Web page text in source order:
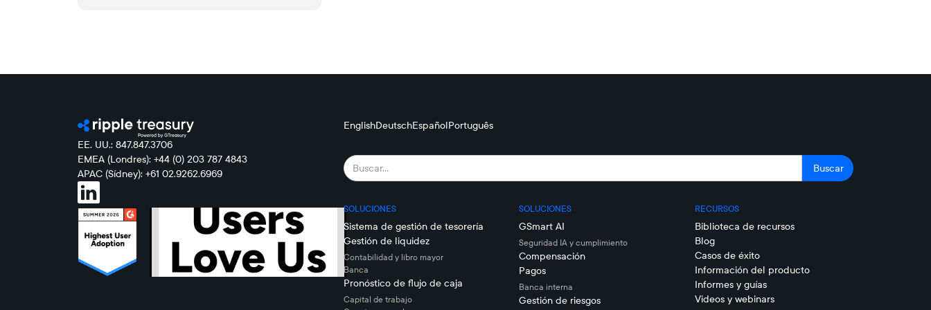
EE. UU.: 847.847.3706
EMEA (Londres): +44 (0) 203 787 4843
APAC (Sídney): +61 02.9262.6969
EnglishDeutschEspañolPortuguês
SOLUCIONES
Sistema de gestión de tesorería
Gestión de liquidez
Contabilidad y libro mayor
Banca
Pronóstico de flujo de caja
Capital de trabajo
SOLUCIONES
GSmart AI
Seguridad IA y cumplimiento
Compensación
Pagos
Banca interna
Gestión de riesgos
RECURSOS
Biblioteca de recursos
Blog
Casos de éxito
Información del producto
Informes y guías
Videos y webinars